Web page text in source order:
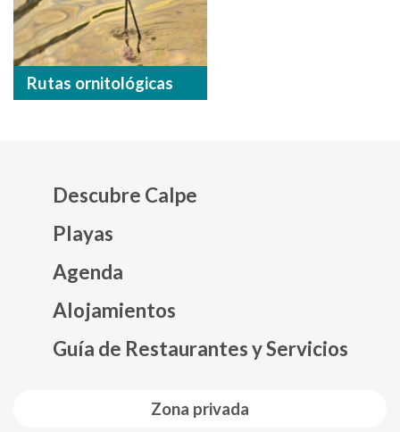
Rutas ornitológicas
Zona privada
Descubre Calpe
Playas
Agenda
Alojamientos
Guía de Restaurantes y Servicios